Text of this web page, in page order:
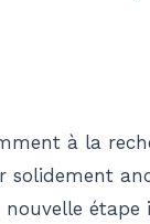
à la